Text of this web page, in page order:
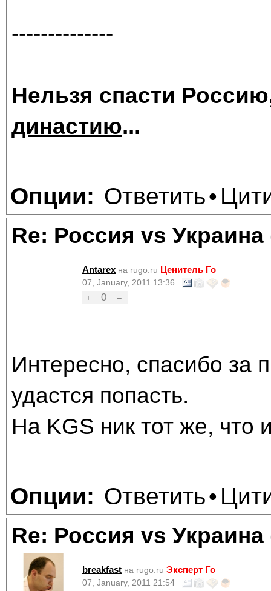
--------------
Нельзя спасти
династию...
Опции: Ответить•
Re: Россия vs
Antarex на rugo.ru Ценитель Го
07, January, 2011 13:36
+
0 –
Интересно, спасибо за
удастся попасть.
На KGS ник тот же, что
Опции: Ответить•
Re: Россия vs
breakfast на rugo.ru Эксперт Го
07, January, 2011 21:54